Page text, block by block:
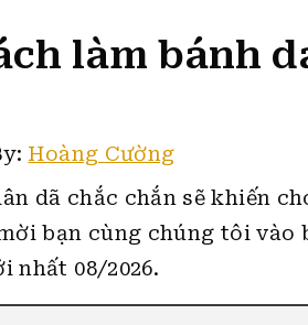
làm bánh
Hoàng Cường
dã chắc chắn sẽ khiến
bạn cùng chúng tôi vào
nhất 08/2026.